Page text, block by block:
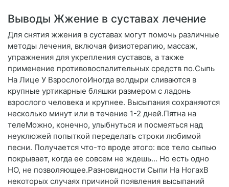
Выводы Жжение в суставах лечение
Для снятия жжения в суставах могут помочь различные
методы лечения, включая физиотерапию, массаж,
упражнения для укрепления суставов, а также
применение противовоспалительных средств по.Сыпь
На Лице У ВзрослогоИногда волдыри сливаются в
крупные уртикарные бляшки размером с ладонь
взрослого человека и крупнее. Высыпания сохраняются
несколько минут или в течение 1-2 дней.Пятна на
телеМожно, конечно, улыбнуться и посмеяться над
неуклюжей попыткой переделать строки любимой
песни. Получается что-то вроде этого: все тело сыпью
покрывает, когда ее совсем не ждешь… Но есть одно
НО, не позволяющее.Разновидности Сыпи На НогахВ
некоторых случаях причиной появления высыпаний